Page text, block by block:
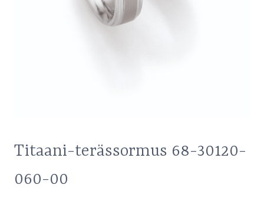
Titaani-terässormus 68-30120-
060-00